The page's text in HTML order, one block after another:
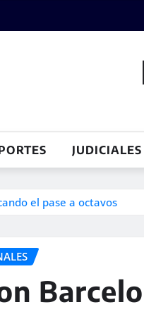
JUDICIALES
el pase a octavos